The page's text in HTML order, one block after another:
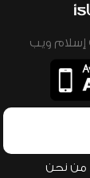
من نحن